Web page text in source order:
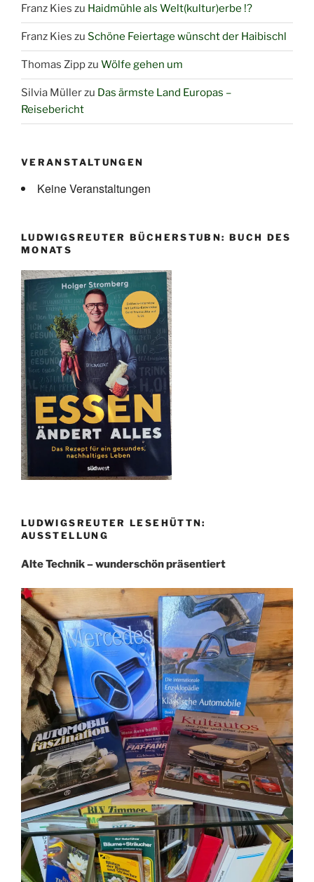
Franz Kies zu Haidmühle als Welt(kultur)erbe !?
Franz Kies zu Schöne Feiertage wünscht der Haibischl
Thomas Zippzu Wölfe gehen um
Silvia Müllerzu Das ärmste Land Europas –
Reisebericht
VERANSTALTUNGEN
Keine Veranstaltungen
LUDWIGSREUTER BÜCHERSTUBN: BUCH DES
MONATS
LUDWIGSREUTER LESEHÜTTN:
AUSSTELLUNG
Alte Technik – wunderschön präsentiert